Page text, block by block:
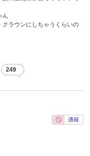
ん
ラウンにしちゃうくらいの
249